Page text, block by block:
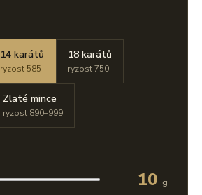
14 karátů
ryzost 585
18 karátů
ryzost 750
Zlaté mince
ryzost 890–999
10 g